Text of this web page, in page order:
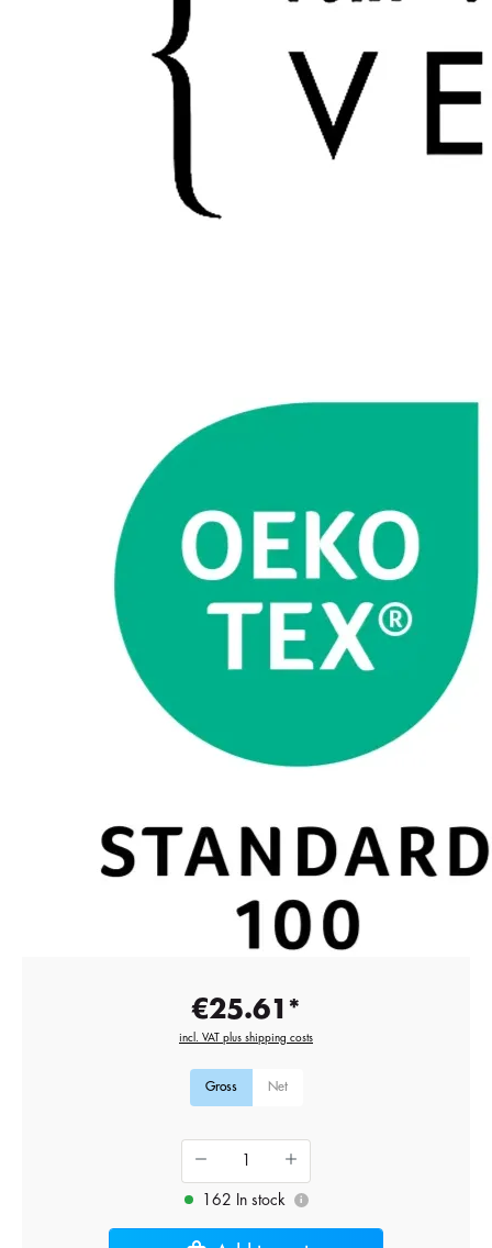
€25.61*
incl. VAT plus shipping costs
Gross Net
162 In stock i